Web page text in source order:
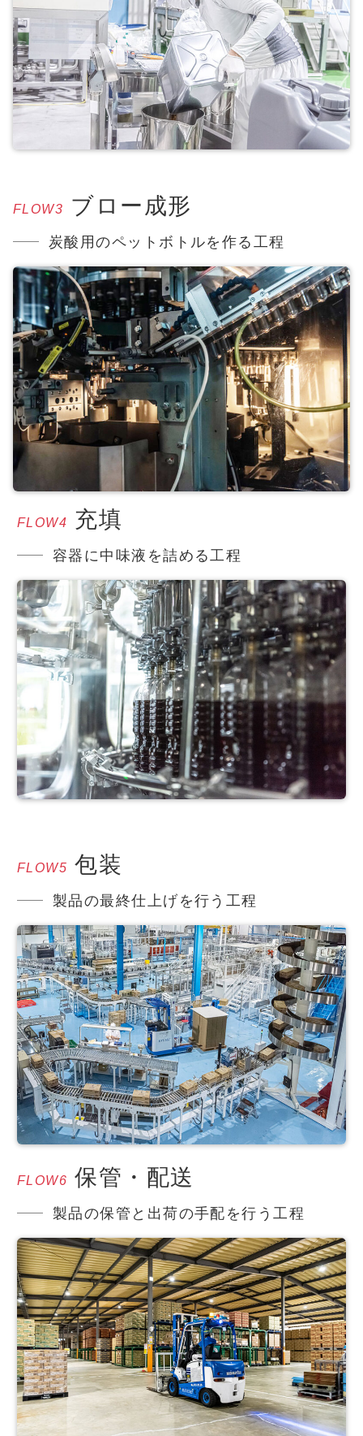
FLOW3 ブロー成形
炭酸用のペットボトルを作る工程
FLOW4 充填
容器に中味液を詰める工程
FLOW5 包装
製品の最終仕上げを行う工程
FLOW6 保管・配送
製品の保管と出荷の手配を行う工程